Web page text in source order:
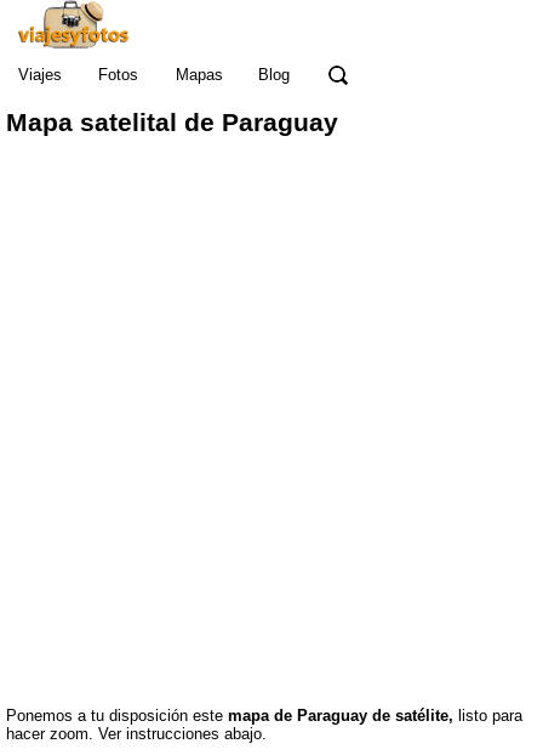
Viajes Fotos Mapas Blog
Mapa satelital de Paraguay
Ponemos a tu disposición este mapa de Paraguay de satélite, listo para
hacer zoom. Ver instrucciones abajo.